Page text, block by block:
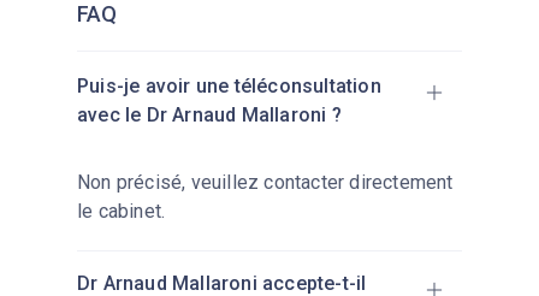
FAQ
Puis-je avoir une téléconsultation
avec le Dr Arnaud Mallaroni ?
Non précisé, veuillez contacter directement
le cabinet.
Dr Arnaud Mallaroni accepte-t-il